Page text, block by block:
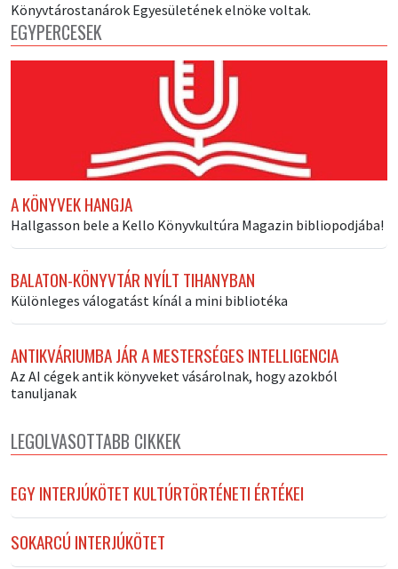
Könyvtárostanárok Egyesületének elnöke voltak.
EGYPERCESEK
A KÖNYVEK HANGJA
Hallgasson bele a Kello Könyvkultúra Magazin bibliopodjába!
BALATON-KÖNYVTÁR NYÍLT TIHANYBAN
Különleges válogatást kínál a mini bibliotéka
ANTIKVÁRIUMBA JÁR A MESTERSÉGES INTELLIGENCIA
Az AI cégek antik könyveket vásárolnak, hogy azokból
tanuljanak
LEGOLVASOTTABB CIKKEK
EGY INTERJÚKÖTET KULTÚRTÖRTÉNETI ÉRTÉKEI
SOKARCÚ INTERJÚKÖTET